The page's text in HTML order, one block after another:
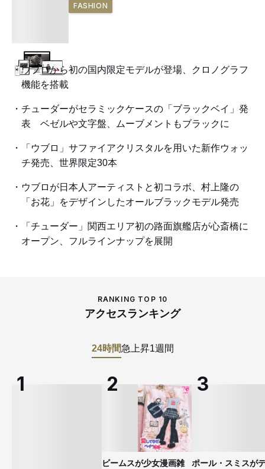
FASHION
ウブロから初の国内限定モデルが登場、クロノグラフ
機能を搭載
チューダーがセラミックケースの「ブラックベイ」発
表 ベゼルや文字盤、ムーブメントもブラックに
「ウブロ」サファイアクリスタルを用いた新作ウォッ
チ発売、世界限定30本
ウブロが日本人アーティストと初コラボ、村上隆の
「お花」をデザインしたオールブラックモデル発売
「チューダー」関西エリア初の路面旗艦店が心斎橋に
オープン、フルラインナップを展開
RANKING TOP 10
アクセスランキング
24時間急上昇1週間
ビームスが少女漫画雑
ポール・スミスが